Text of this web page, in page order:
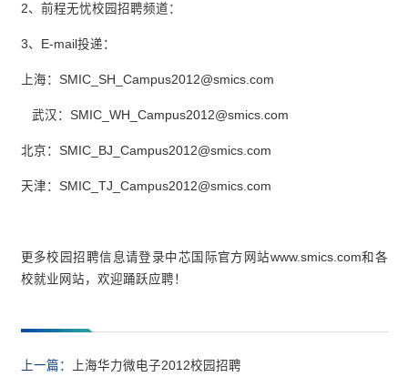
2、前程无忧校园招聘频道：
3、E-mail投递：
上海：SMIC_SH_Campus2012@smics.com
武汉：SMIC_WH_Campus2012@smics.com
北京：SMIC_BJ_Campus2012@smics.com
天津：SMIC_TJ_Campus2012@smics.com
更多校园招聘信息请登录中芯国际官方网站www.smics.com和各
校就业网站，欢迎踊跃应聘！
上一篇： 上海华力微电子2012校园招聘